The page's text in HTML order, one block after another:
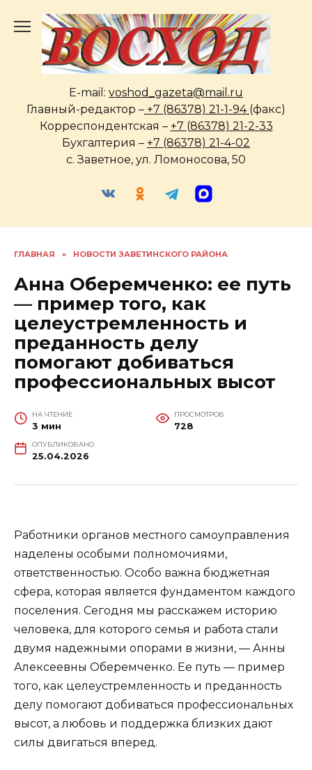
содержанию
E-mail: voshod_gazeta@mail.ru
Главный-редактор – +7 (86378) 21-1-94 (факс)
Корреспондентская – +7 (86378) 21-2-33
Бухгалтерия – +7 (86378) 21-4-02
с. Заветное, ул. Ломоносова, 50
ГЛАВНАЯ » НОВОСТИ ЗАВЕТИНСКОГО РАЙОНА
Анна Оберемченко: ее путь
— пример того, как
целеустремленность и
преданность делу
помогают добиваться
профессиональных высот
НА ЧТЕНИЕ
3 мин
ПРОСМОТРОВ
728
ОПУБЛИКОВАНО
25.04.2026
Работники органов местного самоуправления
наделены особыми полномочиями,
ответственностью. Особо важна бюджетная
сфера, которая является фундаментом каждого
поселения. Сегодня мы расскажем историю
человека, для которого семья и работа стали
двумя надежными опорами в жизни, — Анны
Алексеевны Оберемченко. Ее путь — пример
того, как целеустремленность и преданность
делу помогают добиваться профессиональных
высот, а любовь и поддержка близких дают
силы двигаться вперед.